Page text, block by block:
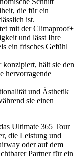
die für ein
ist.
mit der Climaproof+
und lässt Ihre
ein frisches Gefühl
konzipiert, hält sie den
hervorragende
und Ästhetik
sie einen
Ultimate 365 Tour
die Leistung und
oder auf dem
Partner für ein